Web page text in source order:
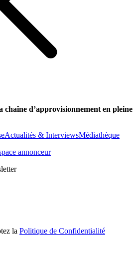
d’approvisionnement en pleine
Actualités & InterviewsMédiathèque
annonceur
la Politique de Confidentialité